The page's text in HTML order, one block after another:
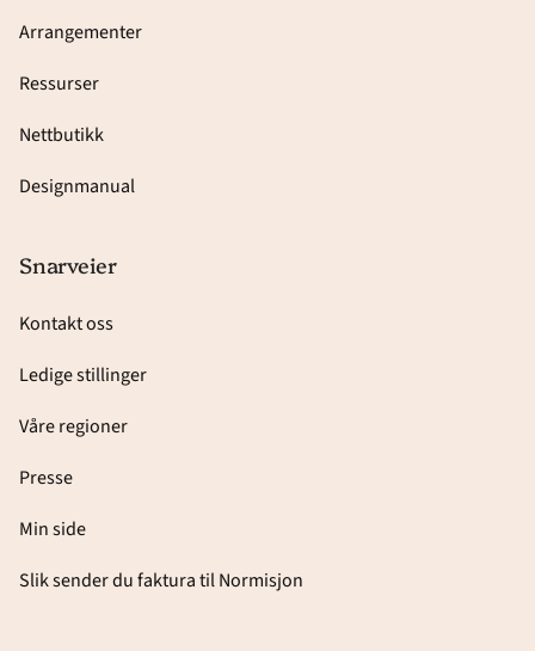
Arrangementer
Ressurser
Nettbutikk
Designmanual
Snarveier
Kontakt oss
Ledige stillinger
Våre regioner
Presse
Min side
Slik sender du faktura til Normisjon